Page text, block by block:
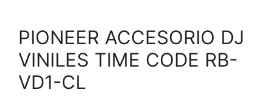
PIONEER ACCESORIO DJ
VINILES TIME CODE RB-
VD1-CL